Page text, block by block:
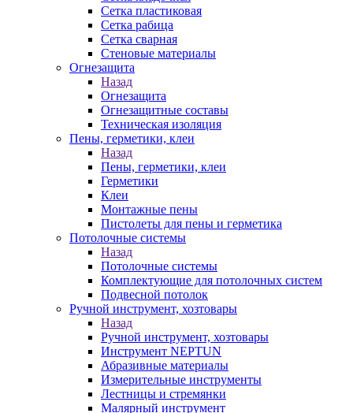
Сетка пластиковая
Сетка рабица
Сетка сварная
Стеновые материалы
Огнезащита
Назад
Огнезащита
Огнезащитные составы
Техническая изоляция
Пены, герметики, клеи
Назад
Пены, герметики, клеи
Герметики
Клеи
Монтажные пены
Пистолеты для пены и герметика
Потолочные системы
Назад
Потолочные системы
Комплектующие для потолочных систем
Подвесной потолок
Ручной инструмент, хозтовары
Назад
Ручной инструмент, хозтовары
Инструмент NEPTUN
Абразивные материалы
Измерительные инструменты
Лестницы и стремянки
Малярный инструмент